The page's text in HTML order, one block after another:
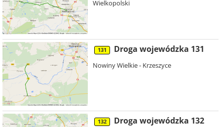
Wielkopolski
131 Droga wojewódzka 131
Nowiny Wielkie - Krzeszyce
132 Droga wojewódzka 132